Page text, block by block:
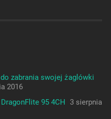
zabrania swojej żaglówki
2016
95 4CH 3 sierpnia